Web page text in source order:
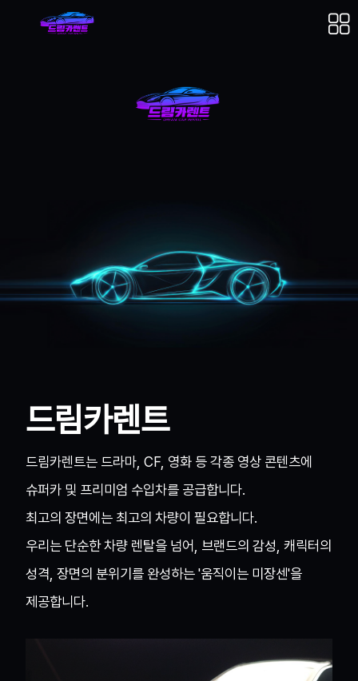
드림카렌트
드림카렌트는 드라마, CF, 영화 등 각종 영상 콘텐츠에
슈퍼카 및 프리미엄 수입차를 공급합니다.
최고의 장면에는 최고의 차량이 필요합니다.
우리는 단순한 차량 렌탈을 넘어, 브랜드의 감성, 캐릭터의
성격, 장면의 분위기를 완성하는 '움직이는 미장센'을
제공합니다.